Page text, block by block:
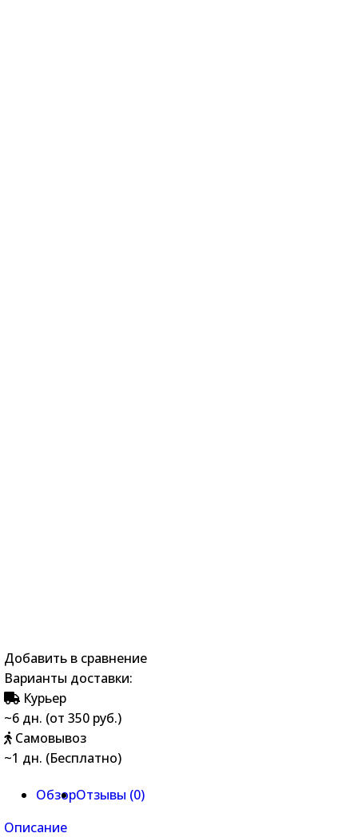
Добавить в сравнение
Варианты доставки:
Курьер
~6 дн. (от 350 руб.)
Самовывоз
~1 дн. (Бесплатно)
ОбзорОтзывы (0)
Описание